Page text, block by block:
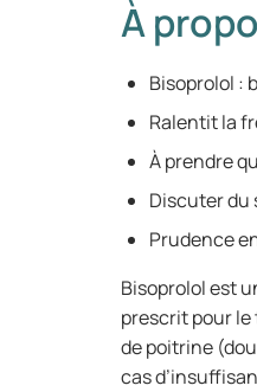
À
Bisoprolol :
Ralentit la
À prendre
Discuter du
Prudence
Bisoprolol est
prescrit pour
de poitrine
cas